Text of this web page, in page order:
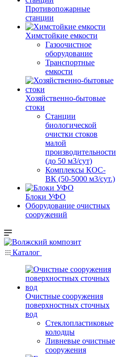
Противопожарные
станции
Химстойкие емкости
Газоочистное
оборудование
Транспортные
емкости
Хозяйственно-бытовые
стоки
Станции
биологической
очистки стоков
малой
производительности
(до 50 м3/сут)
Комплексы КОС-
ВК (50-5000 м3/сут.)
Блоки УФО
Оборудование очистных
сооружений
Каталог
Очистные сооружения
поверхностных сточных
вод
Стеклопластиковые
колодцы
Ливневые очистные
сооружения